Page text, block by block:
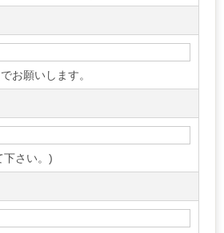
お願いします。
下さい。)